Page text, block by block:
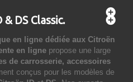
DS Classic.
en ligne dédiée aux Citroën
en ligne propose une large
de carrosserie, accessoires
conçus pour les modèles de